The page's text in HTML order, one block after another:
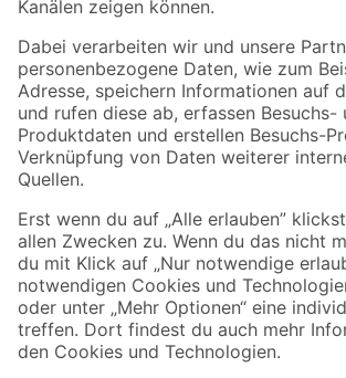
Folge uns
Zahlungsarten Versandarten
Sicher einkaufen
Jetzt die toom-App herunterladen